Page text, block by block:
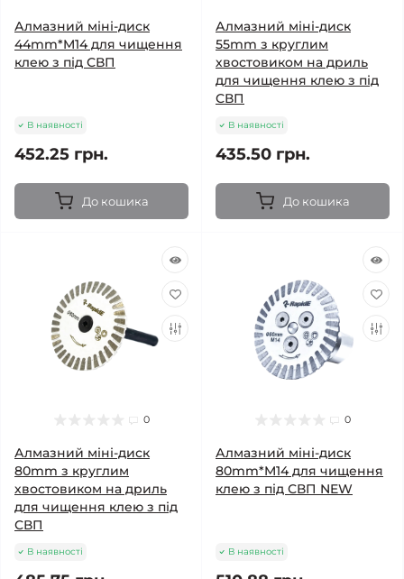
Алмазний міні-диск
44mm*M14 для чищення
клею з під СВП
В наявності
452.25 грн.
До кошика
Алмазний міні-диск
55mm з круглим
хвостовиком на дриль
для чищення клею з під
СВП
В наявності
435.50 грн.
До кошика
0
Алмазний міні-диск
80mm з круглим
хвостовиком на дриль
для чищення клею з під
СВП
В наявності
0
Алмазний міні-диск
80mm*M14 для чищення
клею з під СВП NEW
В наявності